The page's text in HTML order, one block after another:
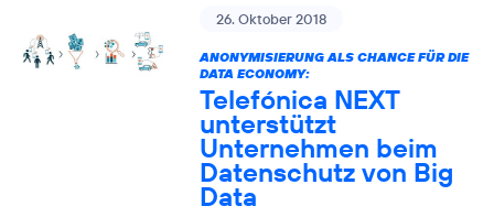
26. Oktober 2018
ANONYMISIERUNG ALS CHANCE FÜR DIE
DATA ECONOMY:
Telefónica NEXT
unterstützt
Unternehmen beim
Datenschutz von Big
Data